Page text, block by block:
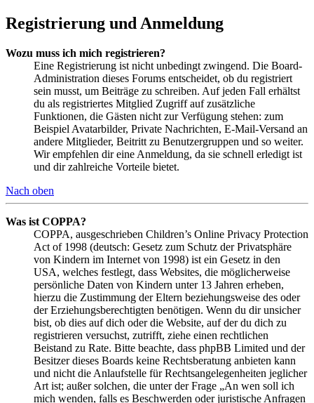
Registrierung und Anmeldung
Wozu muss ich mich registrieren?
Eine Registrierung ist nicht unbedingt zwingend. Die Board-
Administration dieses Forums entscheidet, ob du registriert
sein musst, um Beiträge zu schreiben. Auf jeden Fall erhältst
du als registriertes Mitglied Zugriff auf zusätzliche
Funktionen, die Gästen nicht zur Verfügung stehen: zum
Beispiel Avatarbilder, Private Nachrichten, E-Mail-Versand an
andere Mitglieder, Beitritt zu Benutzergruppen und so weiter.
Wir empfehlen dir eine Anmeldung, da sie schnell erledigt ist
und dir zahlreiche Vorteile bietet.
Nach oben
Was ist COPPA?
COPPA, ausgeschrieben Children’s Online Privacy Protection
Act of 1998 (deutsch: Gesetz zum Schutz der Privatsphäre
von Kindern im Internet von 1998) ist ein Gesetz in den
USA, welches festlegt, dass Websites, die möglicherweise
persönliche Daten von Kindern unter 13 Jahren erheben,
hierzu die Zustimmung der Eltern beziehungsweise des oder
der Erziehungsberechtigten benötigen. Wenn du dir unsicher
bist, ob dies auf dich oder die Website, auf der du dich zu
registrieren versuchst, zutrifft, ziehe einen rechtlichen
Beistand zu Rate. Bitte beachte, dass phpBB Limited und der
Besitzer dieses Boards keine Rechtsberatung anbieten kann
und nicht die Anlaufstelle für Rechtsangelegenheiten jeglicher
Art ist; außer solchen, die unter der Frage „An wen soll ich
mich wenden, falls es Beschwerden oder juristische Anfragen